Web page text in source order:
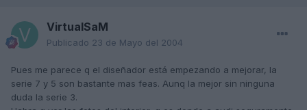
VirtualSaM
Publicado 23 de Mayo del 2004
Pues me parece q el diseñador está empezando a mejorar, la
serie 7 y 5 son bastante mas feas. Aunq la mejor sin ninguna
duda la serie 3.